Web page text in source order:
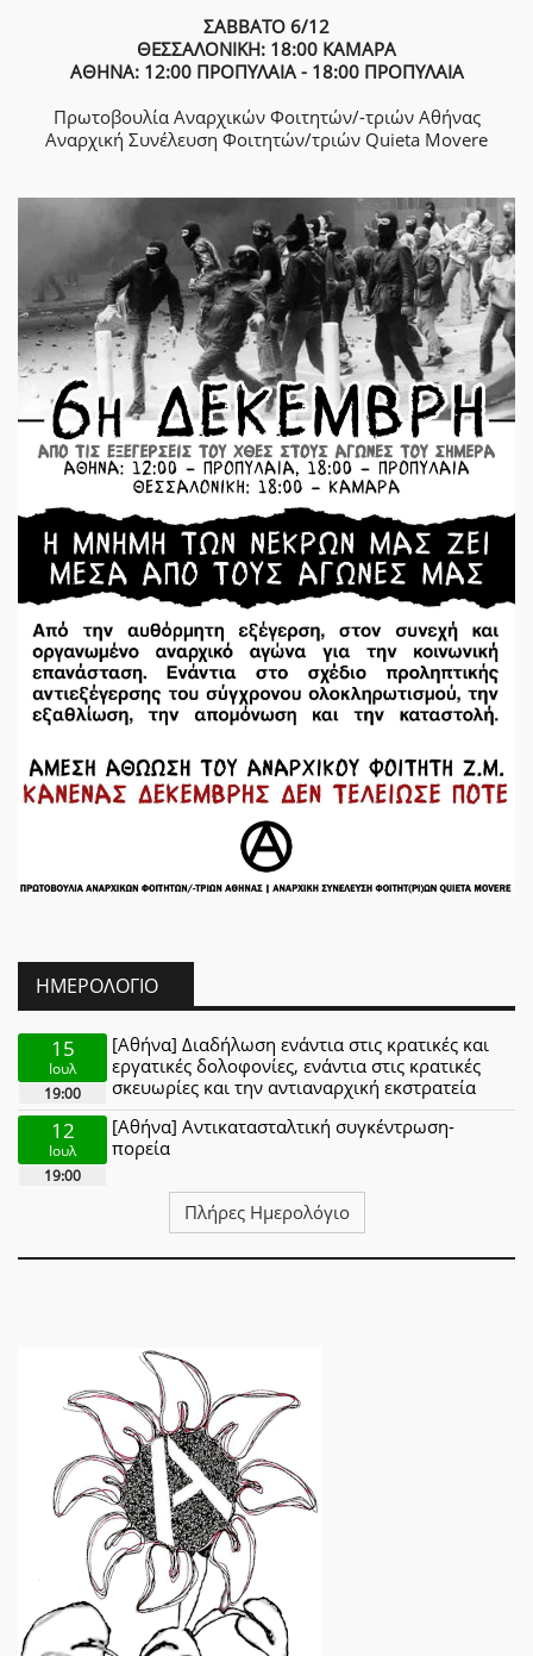
ΣΑΒΒΑΤΟ 6/12
ΘΕΣΣΑΛΟΝΙΚΗ: 18:00 ΚΑΜΑΡΑ
ΑΘΗΝΑ: 12:00 ΠΡΟΠΥΛΑΙΑ - 18:00 ΠΡΟΠΥΛΑΙΑ
Πρωτοβουλία Αναρχικών Φοιτητών/-τριών Αθήνας
Αναρχική Συνέλευση Φοιτητών/τριών Quieta Movere
ΗΜΕΡΟΛΌΓΙΟ
15
Ιουλ
19:00
[Αθήνα] Διαδήλωση ενάντια στις κρατικές και
εργατικές δολοφονίες, ενάντια στις κρατικές
σκευωρίες και την αντιαναρχική εκστρατεία
12
Ιουλ
19:00
[Αθήνα] Αντικατασταλτική συγκέντρωση-
πορεία
Πλήρες Ημερολόγιο